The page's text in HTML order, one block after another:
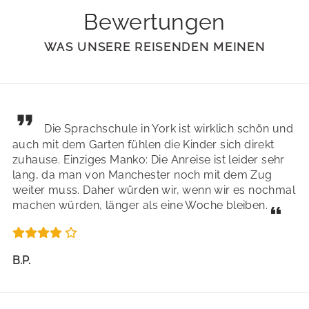
Bewertungen
WAS UNSERE REISENDEN MEINEN
Die Sprachschule in York ist wirklich schön und
auch mit dem Garten fühlen die Kinder sich direkt
zuhause. Einziges Manko: Die Anreise ist leider sehr
lang, da man von Manchester noch mit dem Zug
weiter muss. Daher würden wir, wenn wir es nochmal
machen würden, länger als eine Woche bleiben.
B.P.